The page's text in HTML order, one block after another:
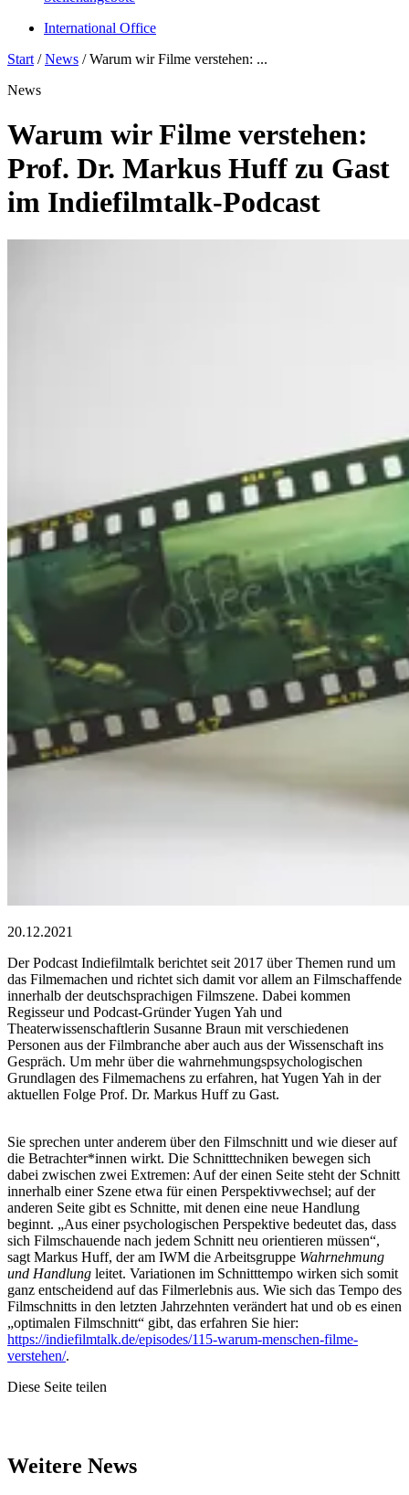
International Office
Start /News /Warum wir Filme verstehen: ...
News
Warum wir Filme verstehen:
Prof. Dr. Markus Huff zu Gast
im Indiefilmtalk-Podcast
20.12.2021
Der Podcast Indiefilmtalk berichtet seit 2017 über Themen rund um
das Filmemachen und richtet sich damit vor allem an Filmschaffende
innerhalb der deutschsprachigen Filmszene. Dabei kommen
Regisseur und Podcast-Gründer Yugen Yah und
Theaterwissenschaftlerin Susanne Braun mit verschiedenen
Personen aus der Filmbranche aber auch aus der Wissenschaft ins
Gespräch. Um mehr über die wahrnehmungspsychologischen
Grundlagen des Filmemachens zu erfahren, hat Yugen Yah in der
aktuellen Folge Prof. Dr. Markus Huff zu Gast.
Sie sprechen unter anderem über den Filmschnitt und wie dieser auf
die Betrachter*innen wirkt. Die Schnitttechniken bewegen sich
dabei zwischen zwei Extremen: Auf der einen Seite steht der Schnitt
innerhalb einer Szene etwa für einen Perspektivwechsel; auf der
anderen Seite gibt es Schnitte, mit denen eine neue Handlung
beginnt. „Aus einer psychologischen Perspektive bedeutet das, dass
sich Filmschauende nach jedem Schnitt neu orientieren müssen“,
sagt Markus Huff, der am IWM die Arbeitsgruppe Wahrnehmung
und Handlung leitet. Variationen im Schnitttempo wirken sich somit
ganz entscheidend auf das Filmerlebnis aus. Wie sich das Tempo des
Filmschnitts in den letzten Jahrzehnten verändert hat und ob es einen
„optimalen Filmschnitt“ gibt, das erfahren Sie hier:
https://indiefilmtalk.de/episodes/115-warum-menschen-filme-
verstehen/.
Diese Seite teilen
Weitere News